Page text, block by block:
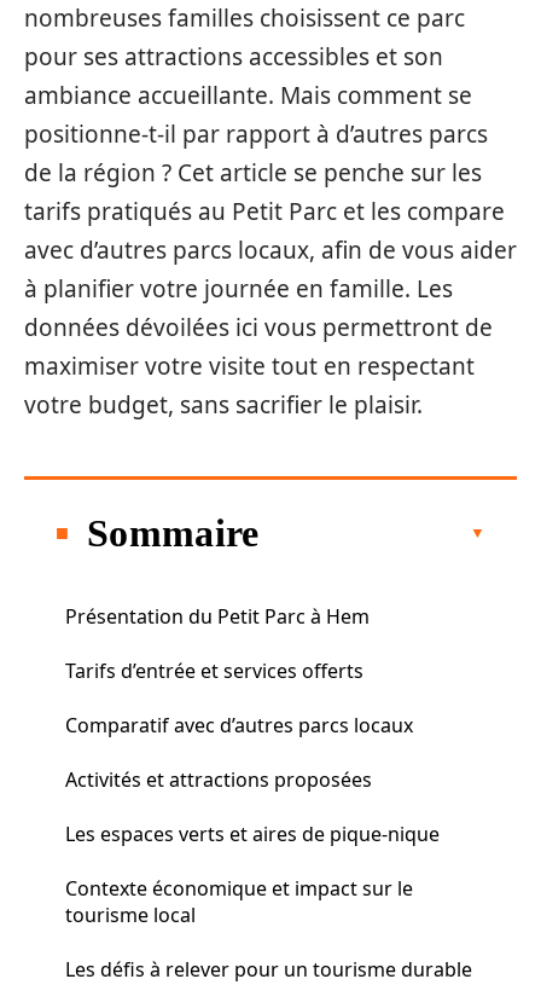
nombreuses familles choisissent ce parc
pour ses attractions accessibles et son
ambiance accueillante. Mais comment se
positionne-t-il par rapport à d’autres parcs
de la région ? Cet article se penche sur les
tarifs pratiqués au Petit Parc et les compare
avec d’autres parcs locaux, afin de vous aider
à planifier votre journée en famille. Les
données dévoilées ici vous permettront de
maximiser votre visite tout en respectant
votre budget, sans sacrifier le plaisir.
Sommaire
Présentation du Petit Parc à Hem
Tarifs d’entrée et services offerts
Comparatif avec d’autres parcs locaux
Activités et attractions proposées
Les espaces verts et aires de pique-nique
Contexte économique et impact sur le
tourisme local
Les défis à relever pour un tourisme durable